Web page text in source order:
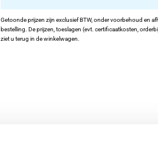
Getoonde prijzen zijn exclusief BTW, onder voorbehoud en
bestelling. De prijzen, toeslagen (evt. certificaatkosten,
ziet u terug in de winkelwagen.